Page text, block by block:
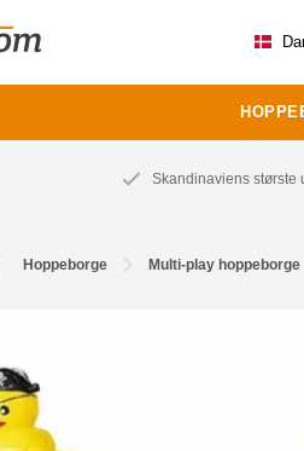
Skandinaviens største
Hoppeborge Multi-play hoppeborge